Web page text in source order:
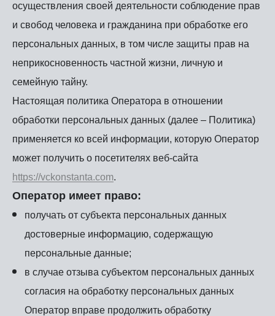
осуществления своей деятельности соблюдение прав
и свобод человека и гражданина при обработке его
персональных данных, в том числе защиты прав на
неприкосновенность частной жизни, личную и
семейную тайну.
Настоящая политика Оператора в отношении
обработки персональных данных (далее – Политика)
применяется ко всей информации, которую Оператор
может получить о посетителях веб-сайта
https://vckonstanta.com.
Оператор имеет право:
получать от субъекта персональных данных
достоверные информацию, содержащую
персональные данные;
в случае отзыва субъектом персональных данных
согласия на обработку персональных данных
Оператор вправе продолжить обработку